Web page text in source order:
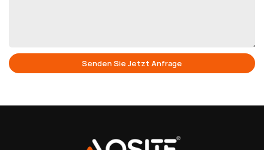
Senden Sie Jetzt Anfrage